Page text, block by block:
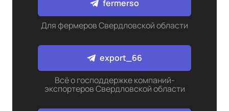
fermerso
Для фермеров Свердловской области
export_66
Всё о господдержке компаний-
экспортеров Свердловской области